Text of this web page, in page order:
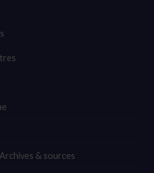
& sources